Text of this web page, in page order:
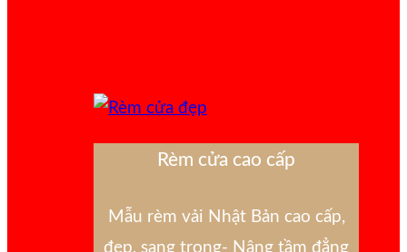
Rèm cửa cao cấp
Mẫu rèm vải Nhật Bản cao cấp,
đẹp, sang trọng- Nâng tầm đẳng